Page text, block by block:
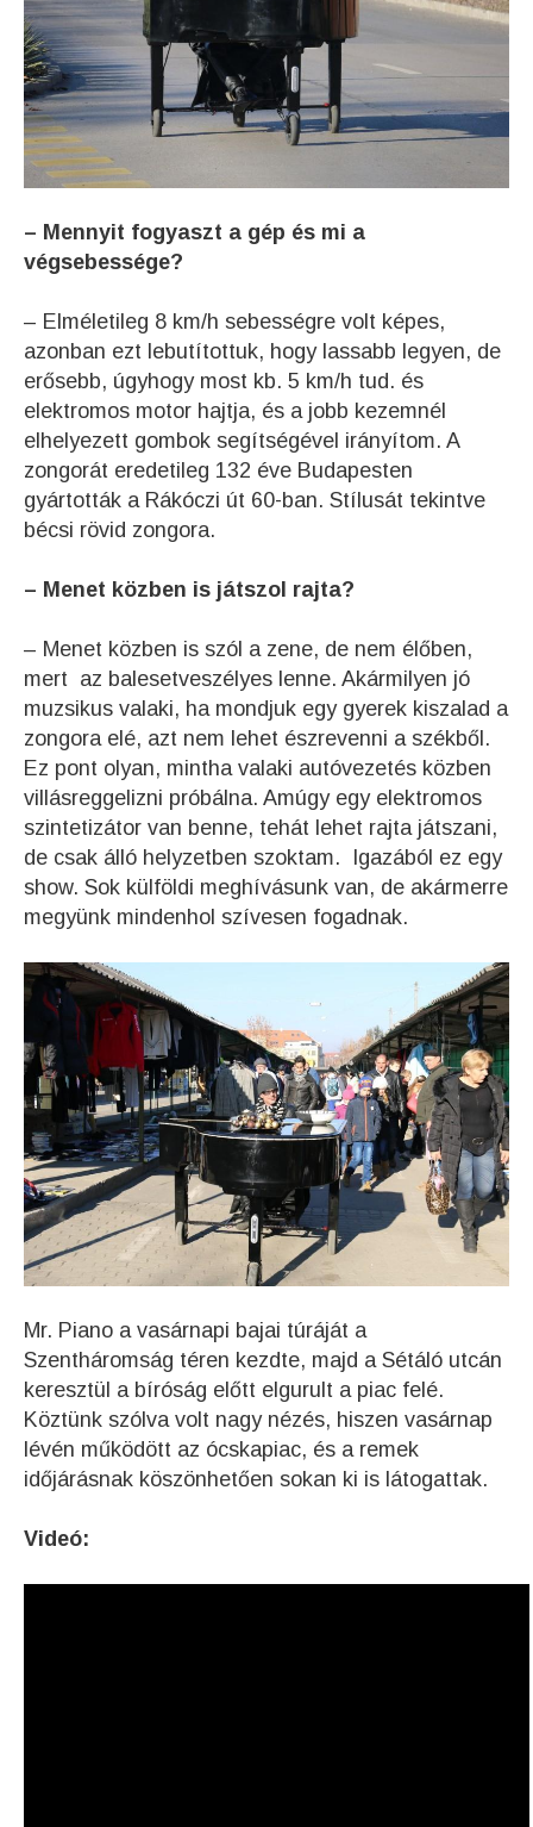
– Mennyit fogyaszt a gép és mi a
végsebessége?
– Elméletileg 8 km/h sebességre volt képes,
azonban ezt lebutítottuk, hogy lassabb legyen, de
erősebb, úgyhogy most kb. 5 km/h tud. és
elektromos motor hajtja, és a jobb kezemnél
elhelyezett gombok segítségével irányítom. A
zongorát eredetileg 132 éve Budapesten
gyártották a Rákóczi út 60-ban. Stílusát tekintve
bécsi rövid zongora.
– Menet közben is játszol rajta?
– Menet közben is szól a zene, de nem élőben,
mert az balesetveszélyes lenne. Akármilyen jó
muzsikus valaki, ha mondjuk egy gyerek kiszalad a
zongora elé, azt nem lehet észrevenni a székből.
Ez pont olyan, mintha valaki autóvezetés közben
villásreggelizni próbálna. Amúgy egy elektromos
szintetizátor van benne, tehát lehet rajta játszani,
de csak álló helyzetben szoktam. Igazából ez egy
show. Sok külföldi meghívásunk van, de akármerre
megyünk mindenhol szívesen fogadnak.
Mr. Piano a vasárnapi bajai túráját a
Szentháromság téren kezdte, majd a Sétáló utcán
keresztül a bíróság előtt elgurult a piac felé.
Köztünk szólva volt nagy nézés, hiszen vasárnap
lévén működött az ócskapiac, és a remek
időjárásnak köszönhetően sokan ki is látogattak.
Videó: